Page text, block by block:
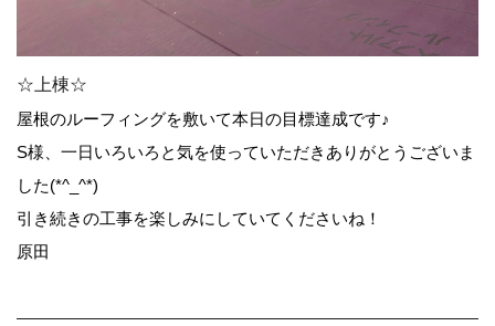
☆上棟☆
屋根のルーフィングを敷いて本日の目標達成です♪
S様、一日いろいろと気を使っていただきありがとうございま
した(*^_^*)
引き続きの工事を楽しみにしていてくださいね！
原田